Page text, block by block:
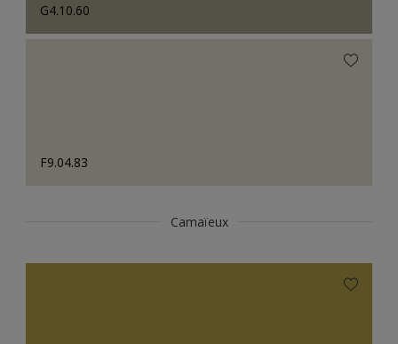
G4.10.60
F9.04.83
Camaïeux